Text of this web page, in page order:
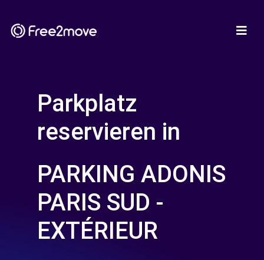
Parkplatz
reservieren in
PARKING ADONIS
PARIS SUD -
EXTÉRIEUR